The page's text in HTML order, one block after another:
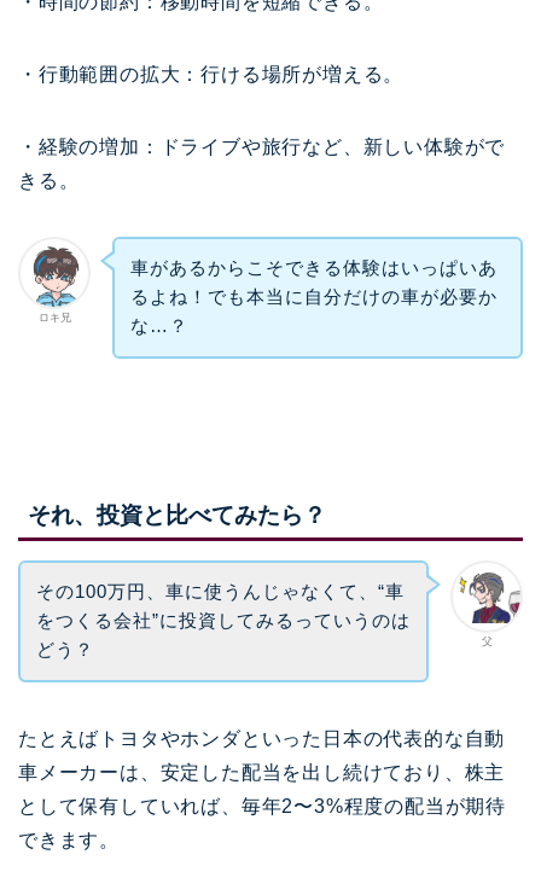
・行動範囲の拡大：行ける場所が増える。
・経験の増加：ドライブや旅行など、新しい体験がで
きる。
ロキ兄
車があるからこそできる体験はいっぱいあ
るよね！でも本当に自分だけの車が必要か
な…？
それ、投資と比べてみたら？
父
その100万円、車に使うんじゃなくて、“車
をつくる会社”に投資してみるっていうのは
どう？
たとえばトヨタやホンダといった日本の代表的な自動
車メーカーは、安定した配当を出し続けており、株主
として保有していれば、毎年2〜3%程度の配当が期待
できます。